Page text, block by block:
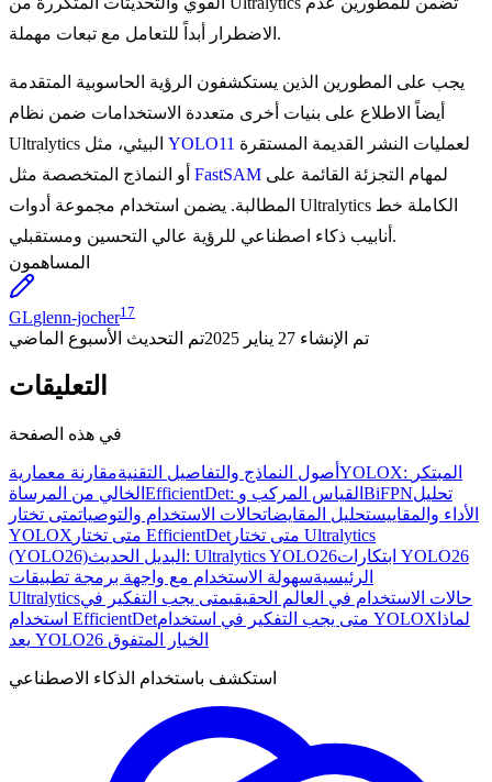
الاضطرار أبداً للتعامل مع تبعات مهملة.
يجب على المطورين الذين يستكشفون الرؤية الحاسوبية المتقدمة
أيضاً الاطلاع على بنيات أخرى متعددة الاستخدامات ضمن نظام
YOLO11
FastSAM
المطالبة. يضمن استخدام مجموعة أدوات Ultralytics الكاملة خط
أنابيب ذكاء اصطناعي للرؤية عالي التحسين ومستقبلي.
المساهمون
GLglenn-jocher17
تم الإنشاء 27 يناير 2025 تم التحديث الأسبوع الماضي
التعليقات
في هذه الصفحة
أصول النماذج والتفاصيل التقنيةمقارنة معمارية
YOLOX: المبتكر
الخالي من المرساة
EfficientDet: القياس المركب وBiFPNتحليل
الأداء والمقاييستحليل المقايضاتحالات الاستخدام والتوصياتمتى تختار
YOLOX
متى تختار EfficientDet متى تختار Ultralytics
(YOLO26)
البديل الحديث: Ultralytics YOLO26ابتكارات YOLO26
الرئيسيةسهولة الاستخدام مع واجهة برمجة تطبيقات
Ultralytics
حالات الاستخدام في العالم الحقيقيمتى يجب التفكير في
استخدام EfficientDet
متى يجب التفكير في استخدام YOLOX لماذا
يعد YOLO26 الخيار المتفوق
استكشف باستخدام الذكاء الاصطناعي